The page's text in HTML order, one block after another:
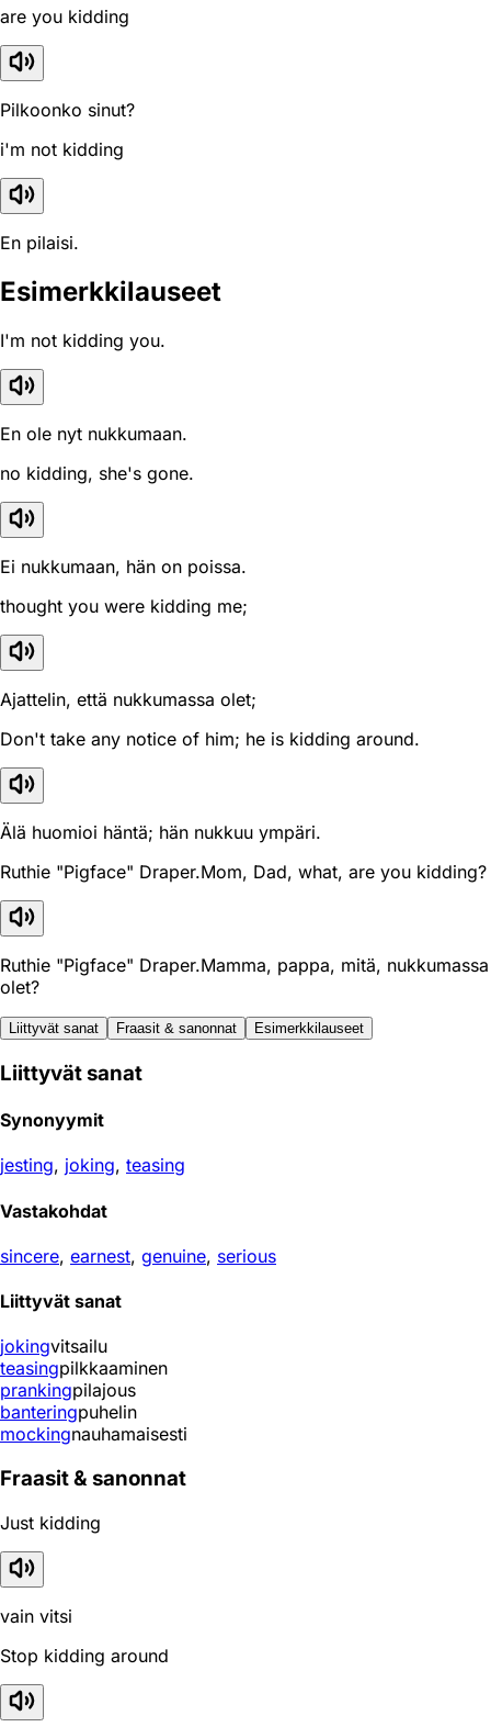
are you kidding
Pilkoonko sinut?
i'm not kidding
En pilaisi.
Esimerkkilauseet
I'm not kidding you.
En ole nyt nukkumaan.
no kidding, she's gone.
Ei nukkumaan, hän on poissa.
thought you were kidding me;
Ajattelin, että nukkumassa olet;
Don't take any notice of him; he is kidding around.
Älä huomioi häntä; hän nukkuu ympäri.
Ruthie "Pigface" Draper.Mom, Dad, what, are you kidding?
Ruthie "Pigface" Draper.Mamma, pappa, mitä, nukkumassa
olet?
Liittyvät sanat Fraasit & sanonnat Esimerkkilauseet
Liittyvät sanat
Synonyymit
jesting, joking, teasing
Vastakohdat
sincere, earnest, genuine, serious
Liittyvät sanat
jokingvitsailu
teasingpilkkaaminen
prankingpilajous
banteringpuhelin
mockingnauhamaisesti
Fraasit & sanonnat
Just kidding
vain vitsi
Stop kidding around